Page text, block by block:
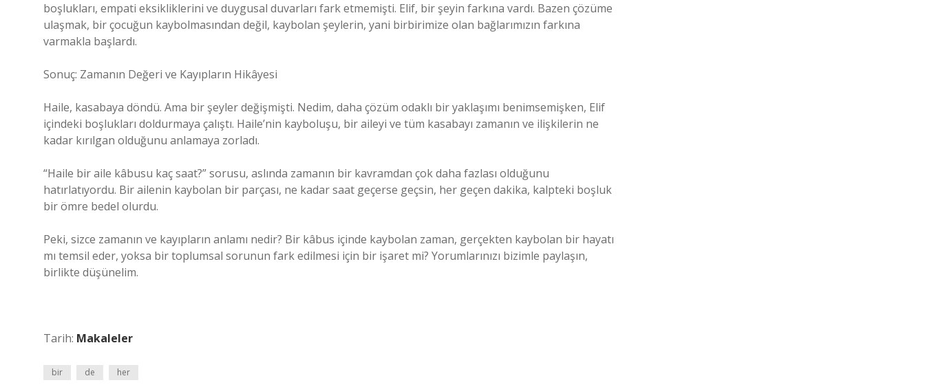
boşlukları, empati eksikliklerini ve duygusal duvarları fark etmemişti. Elif, bir şeyin farkına vardı. Bazen çözüme
ulaşmak, bir çocuğun kaybolmasından değil, kaybolan şeylerin, yani birbirimize olan bağlarımızın farkına
varmakla başlardı.
Sonuç: Zamanın Değeri ve Kayıpların Hikâyesi
Haile, kasabaya döndü. Ama bir şeyler değişmişti. Nedim, daha çözüm odaklı bir yaklaşımı benimsemişken, Elif
içindeki boşlukları doldurmaya çalıştı. Haile’nin kayboluşu, bir aileyi ve tüm kasabayı zamanın ve ilişkilerin ne
kadar kırılgan olduğunu anlamaya zorladı.
“Haile bir aile kâbusu kaç saat?” sorusu, aslında zamanın bir kavramdan çok daha fazlası olduğunu
hatırlatıyordu. Bir ailenin kaybolan bir parçası, ne kadar saat geçerse geçsin, her geçen dakika, kalpteki boşluk
bir ömre bedel olurdu.
Peki, sizce zamanın ve kayıpların anlamı nedir? Bir kâbus içinde kaybolan zaman, gerçekten kaybolan bir hayatı
mı temsil eder, yoksa bir toplumsal sorunun fark edilmesi için bir işaret mi? Yorumlarınızı bizimle paylaşın,
birlikte düşünelim.
Tarih: Makaleler
bir de her